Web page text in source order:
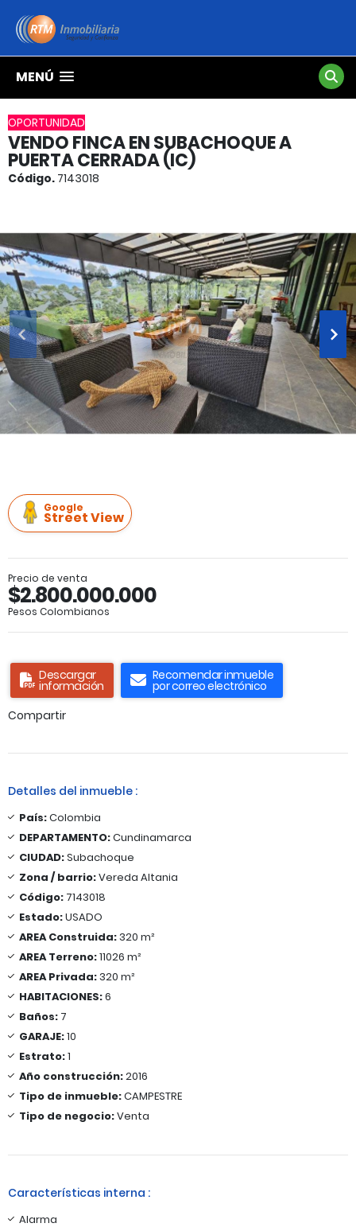
MENÚ
OPORTUNIDAD
VENDO FINCA EN SUBACHOQUE A
PUERTA CERRADA (IC)
Código. 7143018
Google
Street View
Precio de venta
$2.800.000.000
Pesos Colombianos
Descargar
información
Recomendar inmueble
por correo electrónico
Compartir
Detalles del inmueble :
País:Colombia
DEPARTAMENTO:Cundinamarca
CIUDAD:Subachoque
Zona / barrio:Vereda Altania
Código: 7143018
Estado:USADO
AREA Construida:320 m²
AREA Terreno:11026 m²
AREA Privada:320 m²
HABITACIONES:6
Baños: 7
GARAJE:10
Estrato:1
Año construcción:2016
Tipo de inmueble:CAMPESTRE
Tipo de negocio:Venta
Características interna :
Alarma